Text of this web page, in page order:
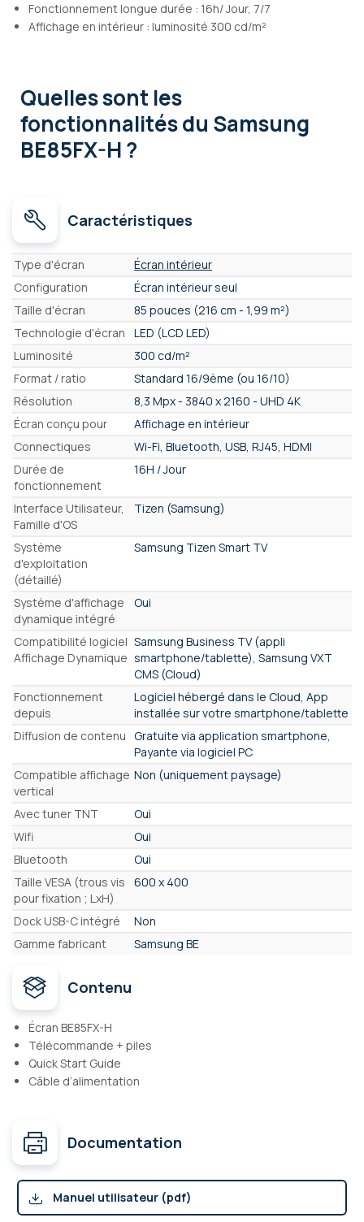
Fonctionnement longue durée : 16h/ Jour, 7/7
Affichage en intérieur : luminosité 300 cd/m²
Quelles sont les
fonctionnalitésdu Samsung
BE85FX-H ?
Caractéristiques
Caractéristiques
Type d'écran
Écran intérieur
Configuration
Écran intérieur seul
Taille d'écran
85 pouces (216 cm - 1,99 m²)
Technologie d'écran
LED (LCD LED)
Luminosité
300 cd/m²
Format / ratio
Standard 16/9ème (ou 16/10)
Résolution
8,3 Mpx - 3840 x 2160 - UHD 4K
Écran conçu pour
Affichage en intérieur
Connectiques
Wi-Fi, Bluetooth, USB, RJ45, HDMI
Durée de
fonctionnement
16H / Jour
Interface Utilisateur,
Famille d'OS
Tizen (Samsung)
Système
d'exploitation
(détaillé)
Samsung Tizen Smart TV
Système d'affichage
dynamique intégré
Oui
Compatibilité logiciel
Affichage Dynamique
Samsung Business TV (appli
smartphone/tablette), Samsung VXT
CMS (Cloud)
Fonctionnement
depuis
Logiciel hébergé dans le Cloud, App
installée sur votre smartphone/tablette
Diffusion de contenu Gratuite via application smartphone,
Payante via logiciel PC
Compatible affichage
vertical
Non (uniquement paysage)
Avec tuner TNT
Oui
Wifi
Oui
Bluetooth
Oui
Taille VESA (trous vis
pour fixation ; LxH)
600 x 400
Dock USB-C intégré
Non
Gamme fabricant
Samsung BE
Contenu
Écran BE85FX-H
Télécommande + piles
Quick Start Guide
Câble d’alimentation
Documentation
Manuel utilisateur (pdf)